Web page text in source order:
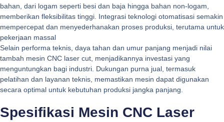
bahan, dari logam seperti besi dan baja hingga bahan non-logam,
memberikan fleksibilitas tinggi. Integrasi teknologi otomatisasi semakin
mempercepat dan menyederhanakan proses produksi, terutama untuk
pekerjaan massal
Selain performa teknis, daya tahan dan umur panjang menjadi nilai
tambah mesin CNC laser cut, menjadikannya investasi yang
menguntungkan bagi industri. Dukungan purna jual, termasuk
pelatihan dan layanan teknis, memastikan mesin dapat digunakan
secara optimal untuk kebutuhan produksi jangka panjang.
Spesifikasi Mesin CNC Laser